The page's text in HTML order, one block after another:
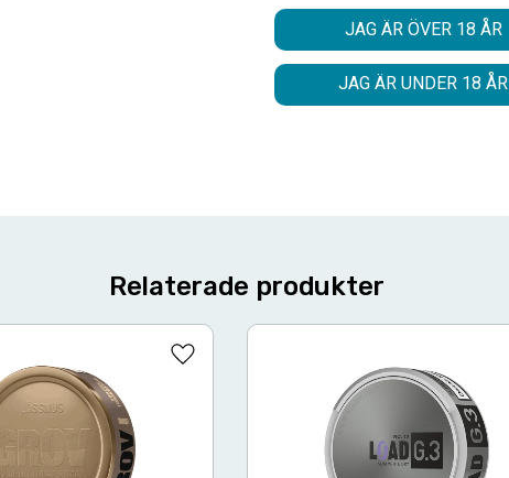
Typ/Produkt
Nikotinhalt
Relaterade produkter
Lägg till i favoriter
JAG ÄR ÖVER 18 ÅR
JAG ÄR UNDER 18 ÅR